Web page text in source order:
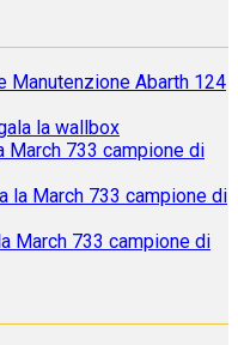
Manutenzione Abarth 124
la wallbox
March 733 campione di
la March 733 campione di
March 733 campione di